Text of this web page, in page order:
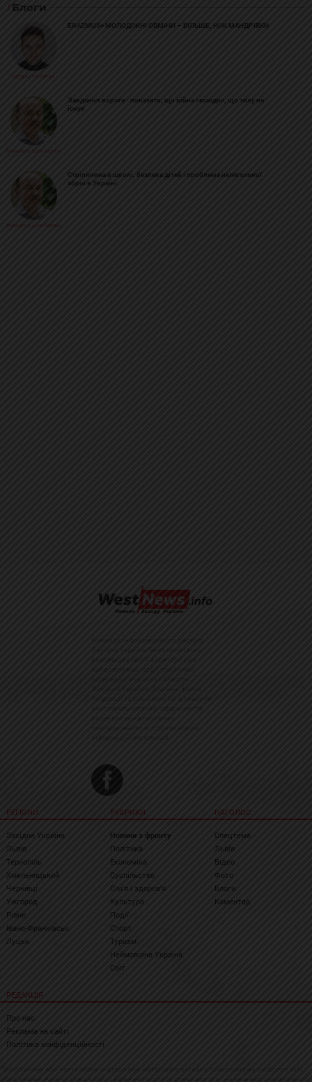
Блоги
Богдан Козійчук
ERAZMUS+ МОЛОДІЖНІ ОБМІНИ – БІЛЬШЕ, НІЖ МАНДРІВКИ
Михайло Цимбалюк
Завдання ворога - показати, що війна «всюди», що тилу не
існує
Михайло Цимбалюк
Стрілянина в школі, безпека дітей і проблема нелегальної
зброї в Україні
РЕГІОНИ
Західна Україна
Львів
Тернопіль
Хмельницький
Чернівці
Ужгород
Рівне
Івано-Франківськ
Луцьк
РУБРИКИ
Новини з фронту
Політика
Економіка
Суспільство
Сім'я і здоров'я
Культура
Події
Спорт
Туризм
Неймовірна Україна
Світ
НАГОЛОС
Спецтема
Львів
Відео
Фото
Блоги
Коментар
РЕДАКЦІЯ
Про нас
Реклама на сайті
Політика конфіденційності